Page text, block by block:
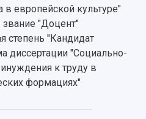
состав
в европейской культуре"
"Доцент"
степень "Кандидат
диссертации "Социально-
к труду в
формациях"